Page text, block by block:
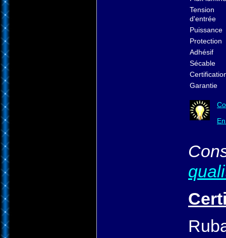
Tension
d'entrée
Puissance
Protection
Adhésif
Sécable
Garantie